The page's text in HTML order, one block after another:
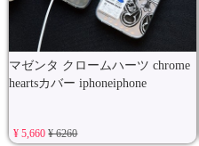
マゼンタ クロームハーツ chrome
heartsカバー iphoneiphone
¥ 5,660¥ 6260